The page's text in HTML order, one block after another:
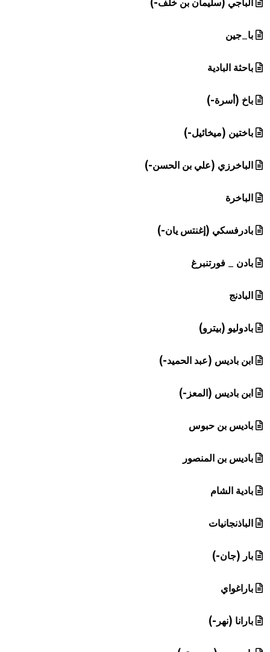
الباجي (سليمان بن خلف-)
با_جين
باحثة البادية
باخ (أسرة-)
باختين (ميخائيل-)
الباخرزي (علي بن الحسن-)
الباخرة
بادرفسكي (إغنتس يان-)
بادن _ فورتنبرغ
البادنج
بادوليو (بيترو)
ابن باديس (عبد الحميد-)
ابن باديس (المعز-)
باديس بن حبوس
باديس بن المنصور
بادية الشام
الباذنجانيات
بار (جان-)
باراغواي
بارانا (نهر-)